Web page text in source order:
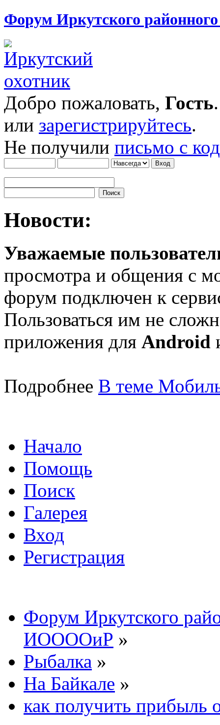
Форум Иркутского
Добро пожаловать, Гость
или зарегистрируйтесь.
Не получили письмо с
Новости:
Уважаемые
просмотра и общения с
форум подключен к
Пользоваться им не
приложения для Android
Подробнее В теме
Начало
Помощь
Поиск
Галерея
Вход
Регистрация
Форум Иркутского
ИООООиР »
Рыбалка »
На Байкале »
как получить прибыль